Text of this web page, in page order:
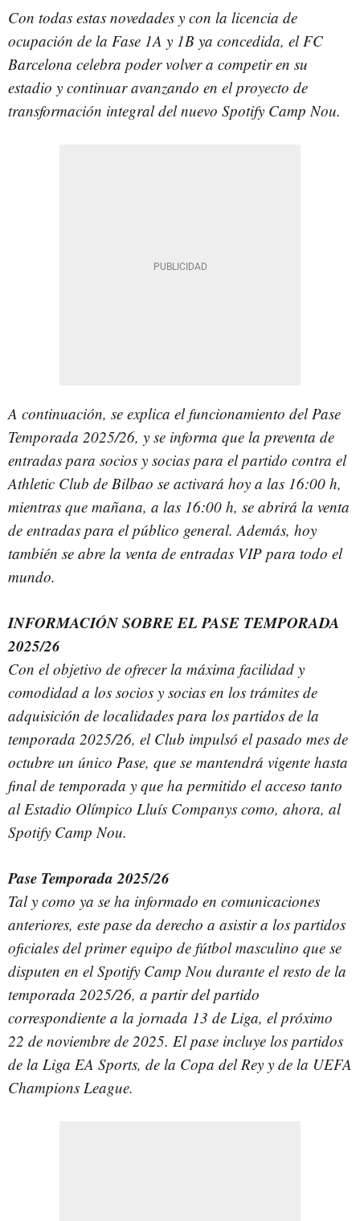
Con todas estas novedades y con la licencia de
ocupación de la Fase 1A y 1B ya concedida, el FC
Barcelona celebra poder volver a competir en su
estadio y continuar avanzando en el proyecto de
transformación integral del nuevo Spotify Camp Nou.
A continuación, se explica el funcionamiento del Pase
Temporada 2025/26, y se informa que la preventa de
entradas para socios y socias para el partido contra el
Athletic Club de Bilbao se activará hoy a las 16:00 h,
mientras que mañana, a las 16:00 h, se abrirá la venta
de entradas para el público general. Además, hoy
también se abre la venta de entradas VIP para todo el
mundo.
INFORMACIÓN SOBRE EL PASE TEMPORADA
2025/26
Con el objetivo de ofrecer la máxima facilidad y
comodidad a los socios y socias en los trámites de
adquisición de localidades para los partidos de la
temporada 2025/26, el Club impulsó el pasado mes de
octubre un único Pase, que se mantendrá vigente hasta
final de temporada y que ha permitido el acceso tanto
al Estadio Olímpico Lluís Companys como, ahora, al
Spotify Camp Nou.
Pase Temporada 2025/26
Tal y como ya se ha informado en comunicaciones
anteriores, este pase da derecho a asistir a los partidos
oficiales del primer equipo de fútbol masculino que se
disputen en el Spotify Camp Nou durante el resto de la
temporada 2025/26, a partir del partido
correspondiente a la jornada 13 de Liga, el próximo
22 de noviembre de 2025. El pase incluye los partidos
de la Liga EA Sports, de la Copa del Rey y de la UEFA
Champions League.